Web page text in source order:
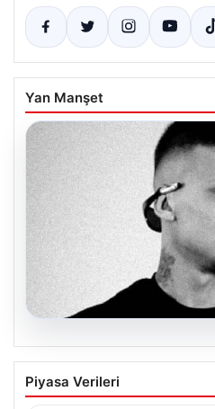
Yan Manşet
06.08.2026
Klibinde silah
Keskin ile 3 şüpheli
Piyasa Verileri